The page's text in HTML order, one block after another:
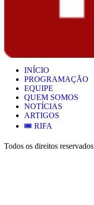
INÍCIO
PROGRAMAÇÃO
EQUIPE
QUEM SOMOS
NOTÍCIAS
ARTIGOS
🎟️ RIFA
Todos os direitos reservados